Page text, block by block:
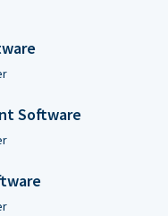
Software